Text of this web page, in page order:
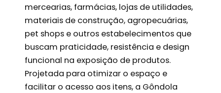
mercearias, farmácias, lojas de utilidades,
materiais de construção, agropecuárias,
pet shops e outros estabelecimentos que
buscam praticidade, resistência e design
funcional na exposição de produtos.
Projetada para otimizar o espaço e
facilitar o acesso aos itens, a Gôndola